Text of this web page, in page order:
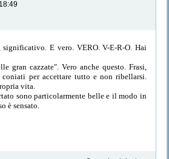
significativo. E vero. VERO. V-E-R-O. Hai
gran cazzate". Vero anche questo. Frasi,
per accettare tutto e non ribellarsi.
vita.
sono particolarmente belle e il modo in
è sensato.